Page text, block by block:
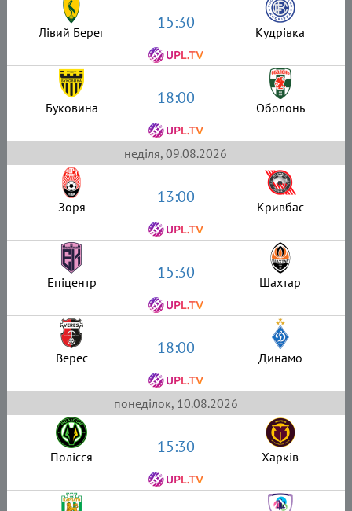
Лівий Берег 15:30 Кудрівка
Буковина 18:00 Оболонь
неділя, 09.08.2026
Зоря 13:00 Кривбас
Епіцентр 15:30 Шахтар
Верес 18:00 Динамо
понеділок, 10.08.2026
Полісся 15:30 Харків